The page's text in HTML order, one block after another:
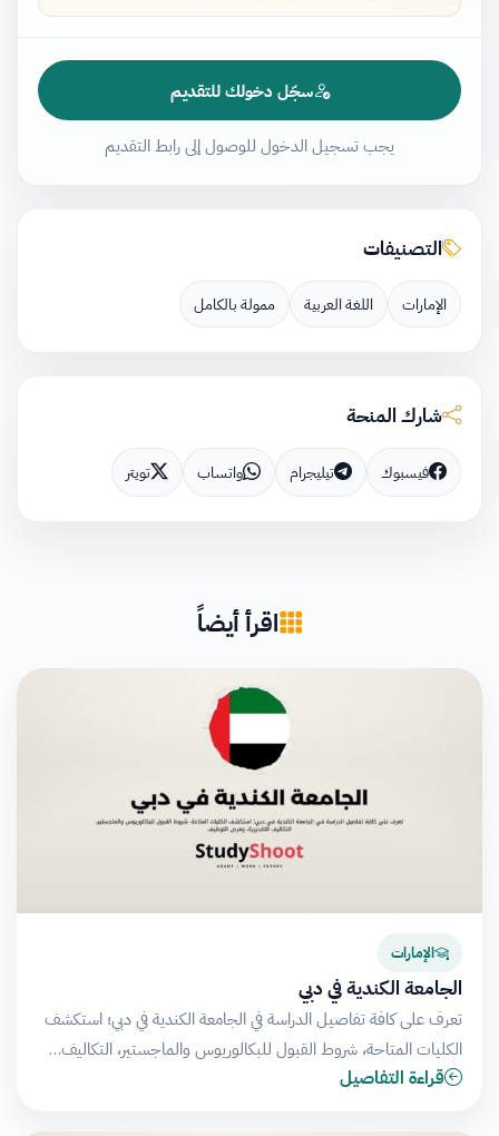
سجّل دخولك للتقديم
يجب تسجيل الدخول للوصول إلى رابط التقديم
التصنيفات
الإمارات اللغة العربية ممولة بالكامل
شارك المنحة
فيسبوك تيليجرام واتساب تويتر
اقرأ أيضاً
الإمارات
الجامعة الكندية في دبي
تعرف على كافة تفاصيل الدراسة في الجامعة الكندية في دبي؛ استكشف
الكليات المتاحة، شروط القبول للبكالوريوس والماجستير، التكاليف…
قراءة التفاصيل